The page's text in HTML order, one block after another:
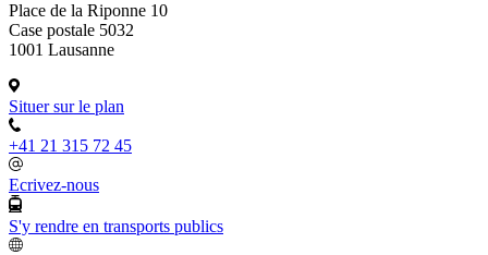
Place de la Riponne 10
Case postale 5032
1001 Lausanne
Situer sur le plan
+41 21 315 72 45
Ecrivez-nous
S'y rendre en transports publics